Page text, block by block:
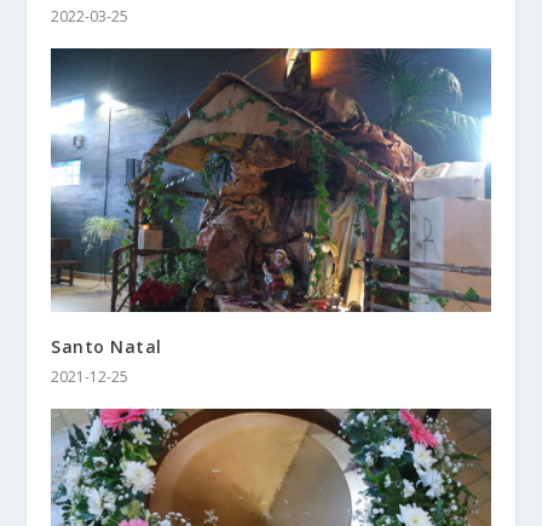
2022-03-25
Santo Natal
2021-12-25